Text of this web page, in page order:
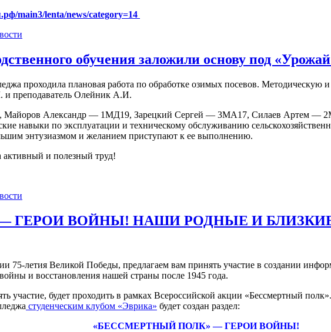
main3/lenta/news/category=14
обучения заложили основу под
проходила плановая работа по обработке озимых посевов.
и преподаватель Олейник А.И.
Майоров Александр — 1МД19, Зарецкий Сергей — 3МА17, Силаев Артем —
навыки по эксплуатации и техническому обслуживанию
энтузиазмом и желанием приступают к ее выполнению.
активный и полезный труд!
ГЕРОИ ВОЙНЫ! НАШИ РОДНЫЕ И
75-летия Великой Победы, предлагаем вам принять участие в создании
и восстановления нашей страны после 1945 года.
участие, будет проходить в рамках Всероссийской акции «Бессмертный
студенческим клубом «Эврика» будет создан раздел:
«БЕССМЕРТНЫЙ ПОЛК» — ГЕРОИ ВОЙНЫ!